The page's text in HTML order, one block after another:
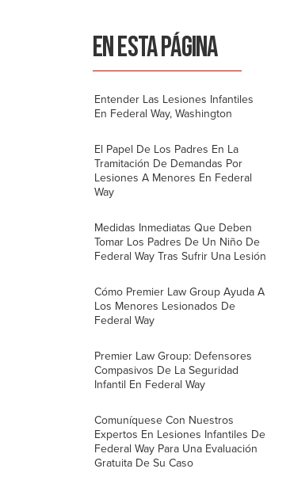
r
EN ESTA PÁGINA
Entender Las Lesiones Infantiles
En Federal Way, Washington
El Papel De Los Padres En La
Tramitación De Demandas Por
Lesiones A Menores En Federal
Way
Medidas Inmediatas Que Deben
Tomar Los Padres De Un Niño De
Federal Way Tras Sufrir Una Lesión
Cómo Premier Law Group Ayuda A
Los Menores Lesionados De
Federal Way
Premier Law Group: Defensores
Compasivos De La Seguridad
Infantil En Federal Way
Comuníquese Con Nuestros
Expertos En Lesiones Infantiles De
Federal Way Para Una Evaluación
Gratuita De Su Caso